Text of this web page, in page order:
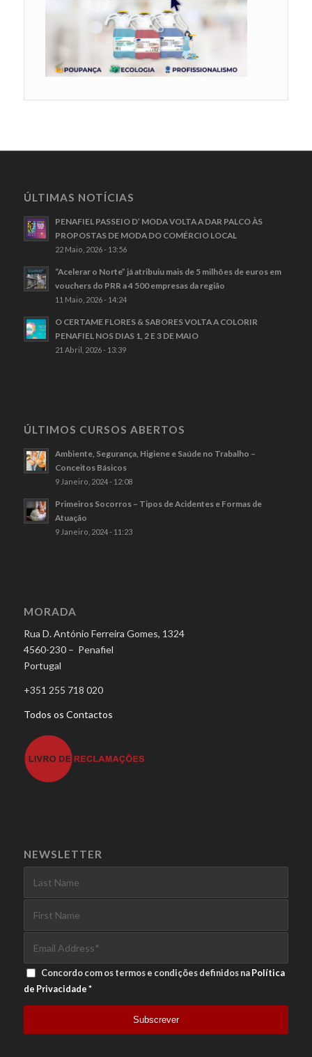
ÚLTIMAS NOTÍCIAS
PENAFIEL PASSEIO D’ MODA VOLTA A DAR PALCO ÀS
PROPOSTAS DE MODA DO COMÉRCIO LOCAL
22 Maio, 2026 - 13:56
“Acelerar o Norte” já atribuiu mais de 5 milhões de euros em
vouchers do PRR a 4 500 empresas da região
11 Maio, 2026 - 14:24
O CERTAME FLORES & SABORES VOLTA A COLORIR
PENAFIEL NOS DIAS 1, 2 E 3 DE MAIO
21 Abril, 2026 - 13:39
ÚLTIMOS CURSOS ABERTOS
Ambiente, Segurança, Higiene e Saúde no Trabalho –
Conceitos Básicos
9 Janeiro, 2024 - 12:08
Primeiros Socorros – Tipos de Acidentes e Formas de
Atuação
9 Janeiro, 2024 - 11:23
MORADA
Rua D. António Ferreira Gomes, 1324
4560-230 – Penafiel
Portugal
+351 255 718 020
Todos os Contactos
NEWSLETTER
Concordo com os termos e condições definidos naPolítica
de Privacidade*